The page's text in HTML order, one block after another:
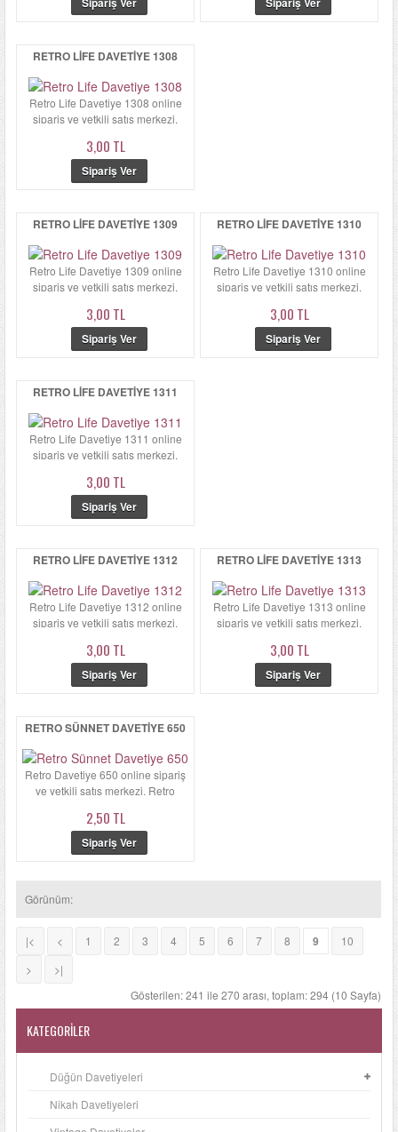
RETRO LIFE DAVETIYE 1308
Retro Life Davetiye 1308 online
sipariş ve yetkili satış merkezi.
3,00 TL
RETRO LIFE DAVETIYE 1309
Retro Life Davetiye 1309 online
sipariş ve yetkili satış merkezi.
3,00 TL
RETRO LIFE DAVETIYE 1310
Retro Life Davetiye 1310 online
sipariş ve yetkili satış merkezi.
3,00 TL
RETRO LIFE DAVETIYE 1311
Retro Life Davetiye 1311 online
sipariş ve yetkili satış merkezi.
3,00 TL
RETRO LIFE DAVETIYE 1312
Retro Life Davetiye 1312 online
sipariş ve yetkili satış merkezi.
3,00 TL
RETRO LIFE DAVETIYE 1313
Retro Life Davetiye 1313 online
sipariş ve yetkili satış merkezi.
3,00 TL
RETRO SÜNNET DAVETIYE 650
Retro Davetiye 650 online sipariş
ve yetkili satış merkezi. Retro
2,50 TL
Görünüm:
|< < 1 2 3 4 5 6 7 8 9
10
>
>|
Gösterilen: 241 ile 270 arası, toplam: 294 (10 Sayfa)
KATEGORILER
Düğün Davetiyeleri
Nikah Davetiyeleri